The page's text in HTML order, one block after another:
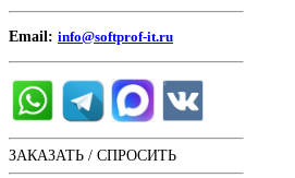
Email: info@softprof-it.ru
ЗАКАЗАТЬ / СПРОСИТЬ